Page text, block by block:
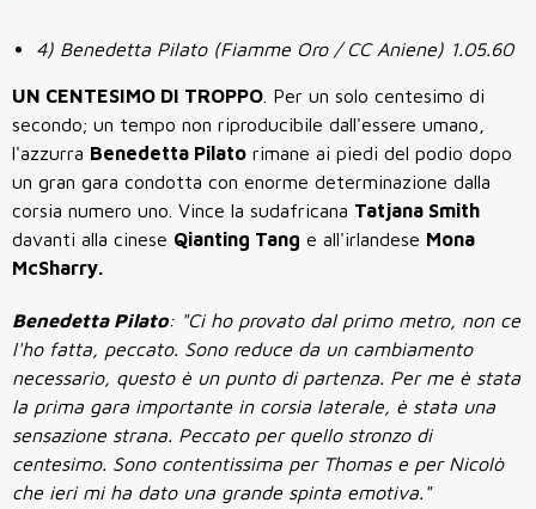
4) Benedetta Pilato (Fiamme Oro / CC Aniene) 1.05.60
UN CENTESIMO DI TROPPO . Per un solo centesimo di
secondo; un tempo non riproducibile dall'essere umano,
l'azzurra Benedetta Pilato rimane ai piedi del podio dopo
un gran gara condotta con enorme determinazione dalla
corsia numero uno. Vince la sudafricana Tatjana Smith
davanti alla cinese Qianting Tang e all'irlandese Mona
McSharry.
Benedetta Pilato: "Ci ho provato dal primo metro, non ce
l'ho fatta, peccato. Sono reduce da un cambiamento
necessario, questo è un punto di partenza. Per me è stata
la prima gara importante in corsia laterale, è stata una
sensazione strana. Peccato per quello stronzo di
centesimo. Sono contentissima per Thomas e per Nicolò
che ieri mi ha dato una grande spinta emotiva."